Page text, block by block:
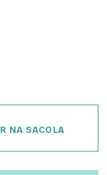
NA SACOLA